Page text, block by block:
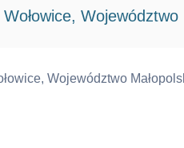
Województwo
Województwo